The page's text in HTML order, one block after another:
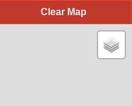
Clear Map